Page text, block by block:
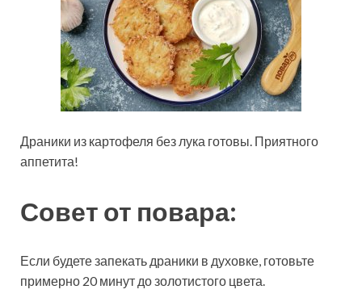
Драники из картофеля без лука готовы. Приятного
аппетита!
Совет от повара:
Если будете запекать драники в духовке, готовьте
примерно 20 минут до золотистого цвета.